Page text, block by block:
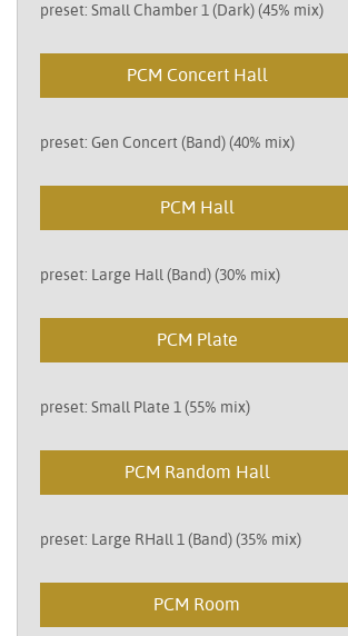
preset: Small Chamber 1 (Dark) (45% mix)
PCM Concert Hall
preset: Gen Concert (Band) (40% mix)
PCM Hall
preset: Large Hall (Band) (30% mix)
PCM Plate
preset: Small Plate 1 (55% mix)
PCM Random Hall
preset: Large RHall 1 (Band) (35% mix)
PCM Room